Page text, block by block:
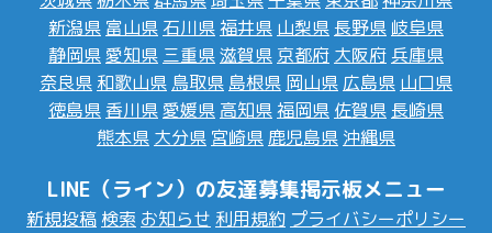
新潟県 富山県 石川県福井県 山梨県 長野県 岐阜県
静岡県愛知県 三重県滋賀県 京都府 大阪府 兵庫県
奈良県 和歌山県 鳥取県 島根県 岡山県 広島県 山口県
徳島県 香川県愛媛県 高知県福岡県 佐賀県 長崎県
熊本県 大分県 宮崎県 鹿児島県 沖縄県
LINE（ライン）の友達募集掲示板メニュー
新規投稿 検索 お知らせ 利用規約 プライバシーポリシー